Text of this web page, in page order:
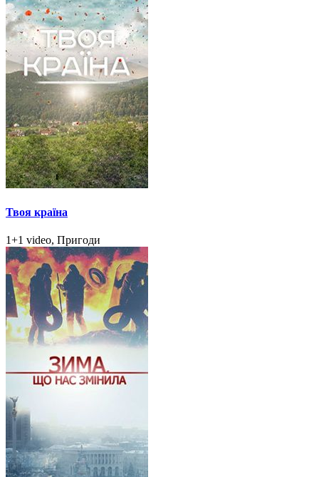
Твоя країна
1+1 video, Пригоди